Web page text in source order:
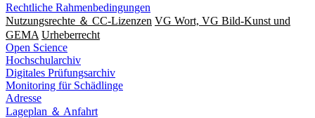
Rechtliche Rahmenbedingungen
Nutzungsrechte ＆ CC-Lizenzen VG Wort, VG Bild-Kunst und
GEMA Urheberrecht
Open Science
Hochschularchiv
Digitales Prüfungsarchiv
Monitoring für Schädlinge
Adresse
Lageplan ＆ Anfahrt